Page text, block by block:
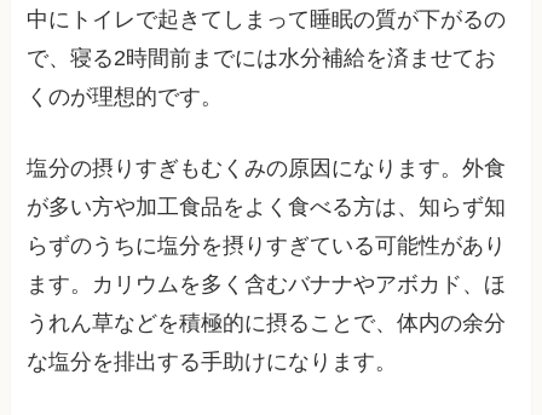
中にトイレで起きてしまって睡眠の質が下がるの
で、寝る2時間前までには水分補給を済ませてお
くのが理想的です。
塩分の摂りすぎもむくみの原因になります。外食
が多い方や加工食品をよく食べる方は、知らず知
らずのうちに塩分を摂りすぎている可能性があり
ます。カリウムを多く含むバナナやアボカド、ほ
うれん草などを積極的に摂ることで、体内の余分
な塩分を排出する手助けになります。